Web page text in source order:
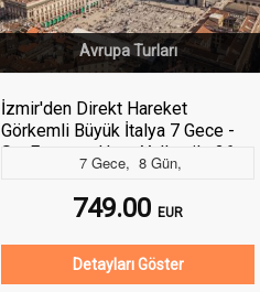
Avrupa Turları
İzmir'den Direkt Hareket
Görkemli Büyük İtalya 7 Gece -
SunExpress Hava Yolları ile 26
Aralık (YılBaşı Özel) (MXP-MXP)
7 Gece, 8 Gün,
749.00 EUR
Detayları Göster